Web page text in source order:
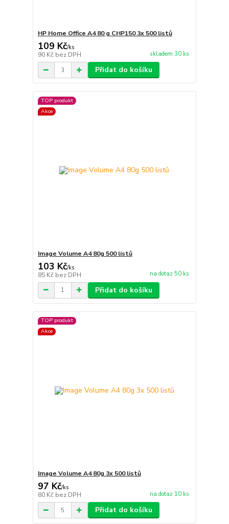
HP Home Office A4 80 g CHP150 3x 500 listů
109 Kč/ks
90 Kč bez DPH skladem 30 ks
Přidat do košíku
TOP produkt
Akce
Image Volume A4 80g 500 listů
103 Kč/ks
85 Kč bez DPH na dotaz 50 ks
Přidat do košíku
TOP produkt
Akce
Image Volume A4 80g 3x 500 listů
97 Kč/ks
80 Kč bez DPH na dotaz 10 ks
Přidat do košíku